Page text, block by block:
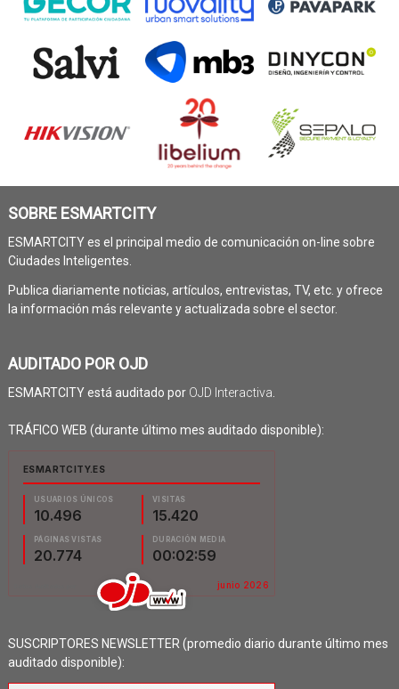
SOBRE ESMARTCITY
ESMARTCITY es el principal medio de comunicación on-line sobre
Ciudades Inteligentes.
Publica diariamente noticias, artículos, entrevistas, TV, etc. y ofrece
la información más relevante y actualizada sobre el sector.
AUDITADO POR OJD
ESMARTCITY está auditado por OJD Interactiva.
TRÁFICO WEB (durante último mes auditado disponible):
SUSCRIPTORES NEWSLETTER (promedio diario durante último mes
auditado disponible):